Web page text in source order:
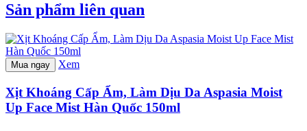
Sản phẩm liên quan
Mua ngay Xem
Xịt Khoáng Cấp Ẩm, Làm Dịu Da Aspasia Moist
Up Face Mist Hàn Quốc 150ml